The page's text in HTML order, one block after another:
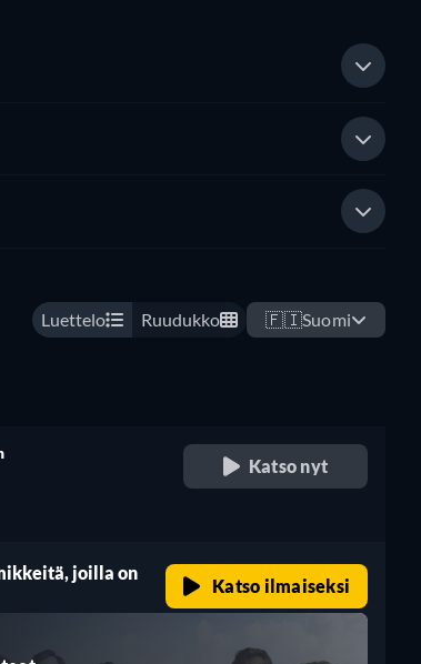
Luettelo Ruudukko 🇫🇮Suomi
Katso nyt
joilla on
Katso ilmaiseksi